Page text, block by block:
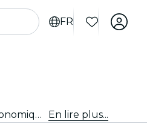
FR
Profite de l'expérience gastronomique ultime avec les restaurants et les dîners-spectacles de Fort Lauderdale. Délecte-toi de repas gastronomiques avec des spectacles en direct. En lire plus...